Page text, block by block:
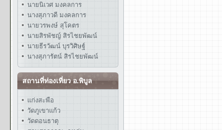
นายนิเวศ มงคลการ
นางสุภาวดี มงคลการ
นายวรพงษ์ สุโคตร
นายสิรพัชญ์ สิรไชยพัฒน์
นายธีรวัฒน์ บุรวิศิษฐ์
นางสุภารัตน์ สิรไชยพัฒน์
สถานที่ท่องเที่ยว อ.พิบูล
แก่งสะพือ
วัดภูเขาแก้ว
วัดดอนธาตุ